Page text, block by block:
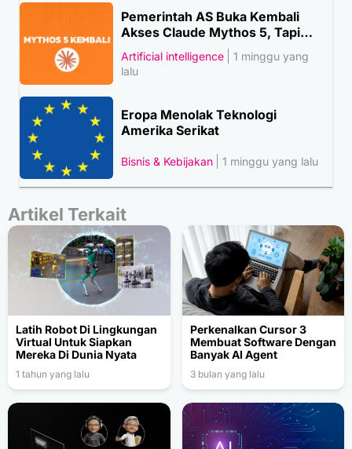
Pemerintah AS Buka Kembali
Akses Claude Mythos 5, Tapi…
Artificial intelligence
1 minggu yang
lalu
Eropa Menolak Teknologi
Amerika Serikat
Bisnis & Kebijakan 1 minggu yang lalu
Artikel Terkait
Latih Robot Di Lingkungan
Virtual Untuk Siapkan
Mereka Di Dunia Nyata
1 tahun yang lalu
Perkenalkan Cursor 3
Membuat Software Dengan
Banyak AI Agent
3 bulan yang lalu